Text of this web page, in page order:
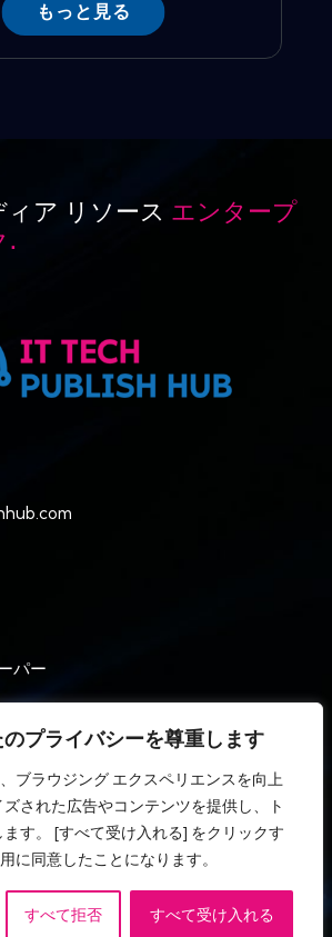
プライバシーを尊重します
ブラウジング エクスペリエンスを向上
された広告やコンテンツを提供し、ト
す。 [すべて受け入れる] をクリックす
に同意したことになります。
すべて拒否 すべて受け入れる
もっと見る
ア リソース エンタープ
.
パー